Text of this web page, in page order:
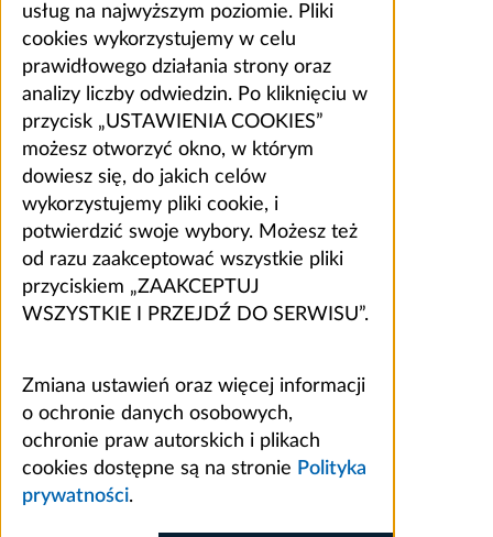
usług na najwyższym poziomie. Pliki
cookies wykorzystujemy w celu
prawidłowego działania strony oraz
analizy liczby odwiedzin. Po kliknięciu w
przycisk „USTAWIENIA COOKIES”
możesz otworzyć okno, w którym
dowiesz się, do jakich celów
wykorzystujemy pliki cookie, i
potwierdzić swoje wybory. Możesz też
od razu zaakceptować wszystkie pliki
przyciskiem „ZAAKCEPTUJ
WSZYSTKIE I PRZEJDŹ DO SERWISU”.
Zmiana ustawień oraz więcej informacji
o ochronie danych osobowych,
ochronie praw autorskich i plikach
cookies dostępne są na stronie Polityka
prywatności.